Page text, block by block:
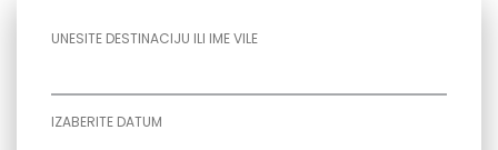
UNESITE DESTINACIJU ILI IME VILE
IZABERITE DATUM